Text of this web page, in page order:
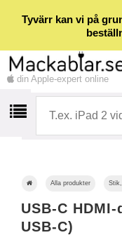
Tyvärr kan vi på
din Apple-expert online
Alla produkter
USB-C
USB-C)